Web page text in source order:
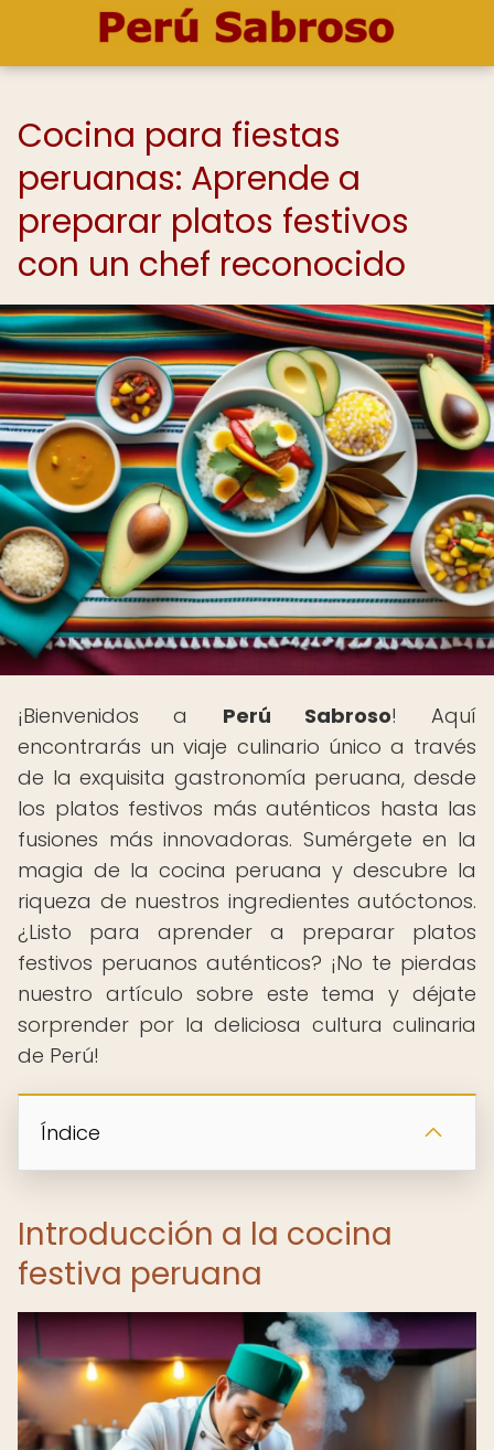
Cocina para fiestas
peruanas: Aprende a
preparar platos festivos
con un chef reconocido
¡Bienvenidos a Perú Sabroso! Aquí
encontrarás un viaje culinario único a través
de la exquisita gastronomía peruana, desde
los platos festivos más auténticos hasta las
fusiones más innovadoras. Sumérgete en la
magia de la cocina peruana y descubre la
riqueza de nuestros ingredientes autóctonos.
¿Listo para aprender a preparar platos
festivos peruanos auténticos? ¡No te pierdas
nuestro artículo sobre este tema y déjate
sorprender por la deliciosa cultura culinaria
de Perú!
Índice
Introducción a la cocina
festiva peruana